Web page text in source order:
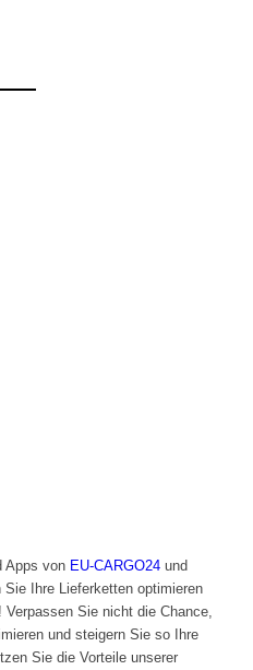
Apps von EU-CARGO24und
Sie Ihre Lieferketten optimieren
Sie nicht die Chance,
und steigern Sie so Ihre
Sie die Vorteile unserer